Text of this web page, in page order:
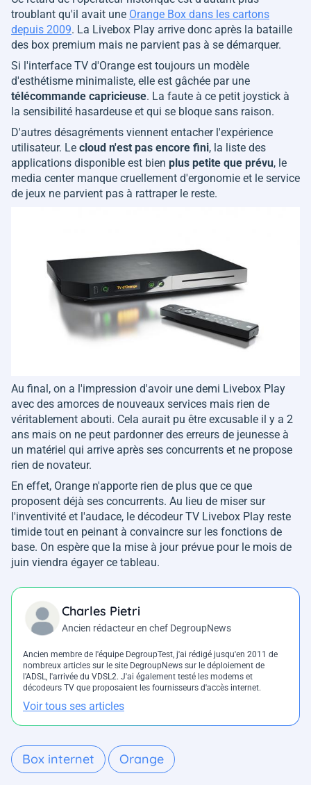
troublant qu'il avait une Orange Box dans les cartons
depuis 2009. La Livebox Play arrive donc après la bataille
des box premium mais ne parvient pas à se démarquer.
Si l'interface TV d'Orange est toujours un modèle
d'esthétisme minimaliste, elle est gâchée par une
télécommande capricieuse. La faute à ce petit joystick à
la sensibilité hasardeuse et qui se bloque sans raison.
D'autres désagréments viennent entacher l'expérience
utilisateur. Le cloud n'est pas encore fini, la liste des
applications disponible est bien plus petite que prévu, le
media center manque cruellement d'ergonomie et le service
de jeux ne parvient pas à rattraper le reste.
Au final, on a l'impression d'avoir une demi Livebox Play
avec des amorces de nouveaux services mais rien de
véritablement abouti. Cela aurait pu être excusable il y a 2
ans mais on ne peut pardonner des erreurs de jeunesse à
un matériel qui arrive après ses concurrents et ne propose
rien de novateur.
En effet, Orange n'apporte rien de plus que ce que
proposent déjà ses concurrents. Au lieu de miser sur
l'inventivité et l'audace, le décodeur TV Livebox Play reste
timide tout en peinant à convaincre sur les fonctions de
base. On espère que la mise à jour prévue pour le mois de
juin viendra égayer ce tableau.
Charles Pietri
Ancien rédacteur en chef DegroupNews
Ancien membre de l'équipe DegroupTest, j'ai rédigé jusqu'en 2011 de
nombreux articles sur le site DegroupNews sur le déploiement de
l'ADSL, l'arrivée du VDSL2. J'ai également testé les modems et
décodeurs TV que proposaient les fournisseurs d'accès internet.
Voir tous ses articles
Box internet Orange